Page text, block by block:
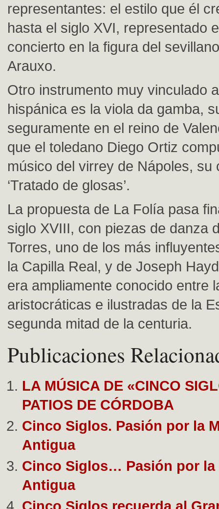
representantes: el estilo que él
hasta el siglo XVI, representado
concierto en la figura del
Arauxo.
Otro instrumento muy vinculado
hispánica es la viola da gamba,
seguramente en el reino de
que el toledano Diego Ortiz
músico del virrey de Nápoles, su
‘Tratado de glosas’.
La propuesta de La Folía pasa
siglo XVIII, con piezas de danza
Torres, uno de los más
la Capilla Real, y de Joseph
era ampliamente conocido entre
aristocráticas e ilustradas de la
segunda mitad de la centuria.
Publicaciones
LA MÚSICA DE «CINCO
PATIOS DE CÓRDOBA
Cinco Siglos. Pasión por la
Antigua
Cinco Siglos… Pasión por la
Antigua